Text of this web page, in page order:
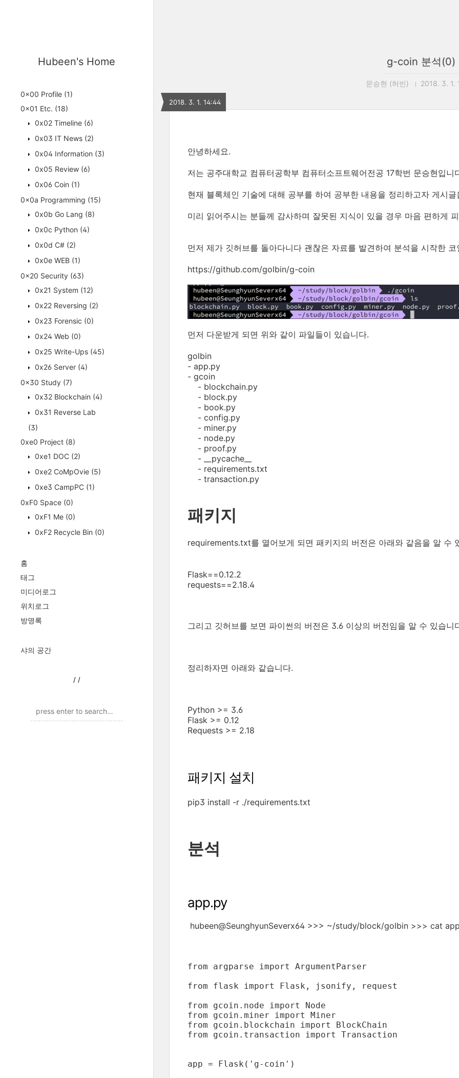
Hubeen's Home
0x00 Profile (1)
0x01 Etc. (18)
0x02 Timeline (6)
0x03 IT News (2)
0x04 Information (3)
0x05 Review (6)
0x06 Coin (1)
0x0a Programming (15)
0x0b Go Lang (8)
0x0c Python (4)
0x0d C# (2)
0x0e WEB (1)
0x20 Security (63)
0x21 System (12)
0x22 Reversing (2)
0x23 Forensic (0)
0x24 Web (0)
0x25 Write-Ups (45)
0x26 Server (4)
0x30 Study (7)
0x32 Blockchain (4)
0x31 Reverse Lab
(3)
0xe0 Project (8)
0xe1 DOC (2)
0xe2 CoMpOvie (5)
0xe3 CampPC (1)
0xF0 Space (0)
0xF1 Me (0)
0xF2 Recycle Bin (0)
홈
태그
미디어로그
위치로그
방명록
샤의 공간
/ /
g-coin 분석(0)
문승현 (허빈) 2018. 3. 1.
2018. 3. 1. 14:44
안녕하세요.
저는 공주대학교 컴퓨터공학부 컴퓨터소프트웨어전공 17학번 문승현입니
현재 블록체인 기술에 대해 공부를 하여 공부한 내용을 정리하고자 게시
미리 읽어주시는 분들께 감사하며 잘못된 지식이 있을 경우 마음 편하게
먼저 제가 깃허브를 돌아다니다 괜찮은 자료를 발견하여 분석을 시작한
https://github.com/golbin/g-coin
먼저 다운받게 되면 위와 같이 파일들이 있습니다.
golbin
- app.py
- gcoin
- blockchain.py
- block.py
- book.py
- config.py
- miner.py
- node.py
- proof.py
- __pycache__
- requirements.txt
- transaction.py
패키지
requirements.txt를 열어보게 되면 패키지의 버전은 아래와 같음을 알 수
Flask==0.12.2
requests==2.18.4
그리고 깃허브를 보면 파이썬의 버전은 3.6 이상의 버전임을 알 수 있습니
정리하자면 아래와 같습니다.
Python >= 3.6
Flask >= 0.12
Requests >= 2.18
패키지 설치
pip3 install -r ./requirements.txt
분석
app.py
hubeen@SeunghyunSeverx64 >>> ~/study/block/golbin >>> cat
from argparse import ArgumentParser
from flask import Flask, jsonify, request
from gcoin.node import Node
from gcoin.miner import Miner
from gcoin.blockchain import BlockChain
from gcoin.transaction import Transaction
app = Flask('g-coin')